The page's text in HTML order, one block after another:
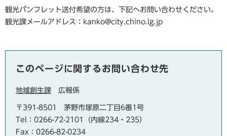
観光パンフレット送付希望の方は、下記へお問い合わせください。
観光課メールアドレス： kanko@city.chino.lg.jp
このページに関するお問い合わせ先
地域創生課 広報係
〒391-8501
茅野市塚原二丁目6番1号
Tel：0266-72-2101（内線234・235）
Fax：0266-82-0234